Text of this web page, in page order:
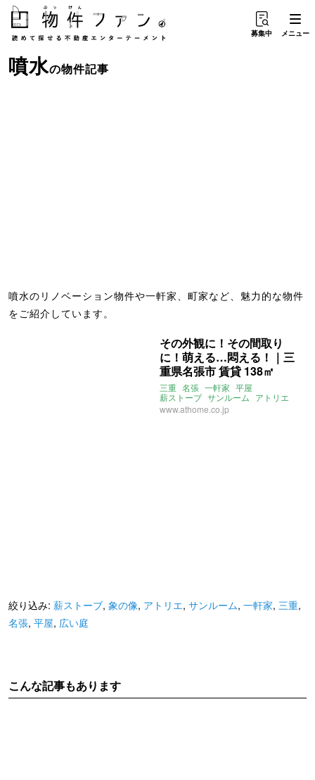
募集中 メニュー
噴水の物件記事
噴水のリノベーション物件や一軒家、町家など、魅力的な物件
をご紹介しています。
その外観に！その間取り
に！萌える…悶える！｜三
重県名張市 賃貸 138㎡
三重 名張 一軒家 平屋
薪ストーブ サンルーム アトリエ
広い庭 噴水 象の像
www.athome.co.jp
絞り込み: 薪ストーブ, 象の像, アトリエ, サンルーム, 一軒家, 三重,
名張, 平屋, 広い庭
こんな記事もあります